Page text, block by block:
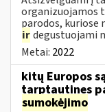
organizuojamos
parodos, kuriose
irdegustuojami
Metai: 2022
kitų Europos
tarptautines
sumokėjimo